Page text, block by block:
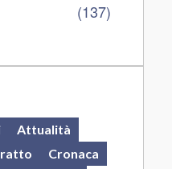
(137)
Attualità
Cronaca